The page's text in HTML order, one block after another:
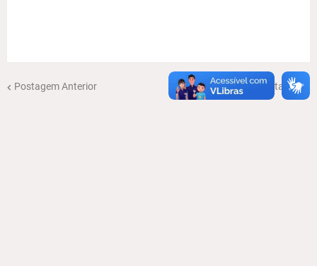
Postagem Anterior Próxima Postagem